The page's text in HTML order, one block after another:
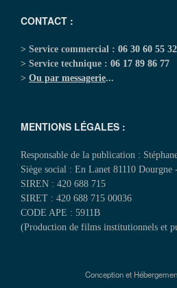
CONTACT :
> Service commercial : 06 30 60 55 32
> Service technique : 06 17 89 86 77
> Ou par messagerie...
MENTIONS LÉGALES :
Responsable de la publication :
Siège social : En Lanet 81110 Dourgne
SIREN : 420 688 715
SIRET : 420 688 715 00036
CODE APE : 5911B
(Production de films institutionnels et
Conception et